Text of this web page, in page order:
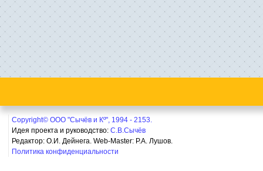
Copyright© ООО "Сычёв и Кº", 1994 - 2153.
Идея проекта и руководство: С.В.Сычёв
Редактор: О.И. Дейнега. Web-Master: Р.А. Лушов.
Политика конфиденциальности